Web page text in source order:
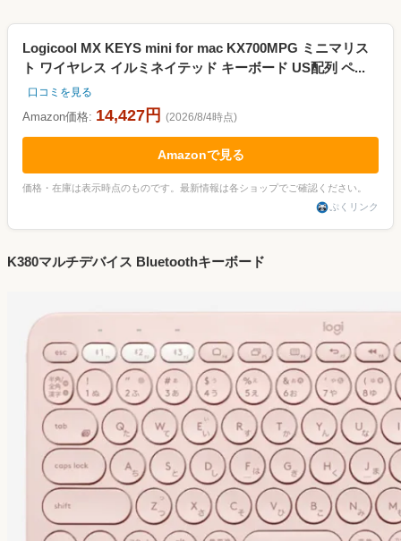
Logicool MX KEYS mini for mac KX700MPG ミニマリス
ト ワイヤレス イルミネイテッド キーボード US配列 ペ...
口コミを見る
Amazon価格: 14,427円 (2026/8/4時点)
Amazonで見る
価格・在庫は表示時点のものです。最新情報は各ショップでご確認ください。
ぷくリンク
K380マルチデバイス Bluetoothキーボード